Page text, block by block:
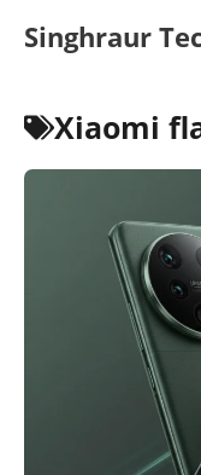
Singhraur
Xiaomi